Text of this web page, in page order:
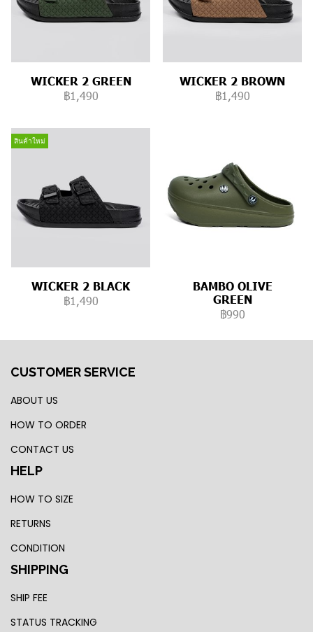
WICKER 2 GREEN
฿1,490
WICKER 2 BROWN
฿1,490
สินค้าใหม่
WICKER 2 BLACK
฿1,490
BAMBO OLIVE
GREEN
฿990
CUSTOMER SERVICE
ABOUT US
HOW TO ORDER
CONTACT US
HELP
HOW TO SIZE
RETURNS
CONDITION
SHIPPING
SHIP FEE
STATUS TRACKING